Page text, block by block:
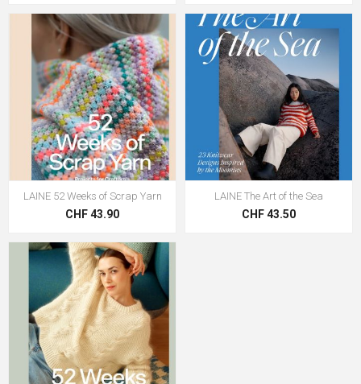
LAINE 52 Weeks of Scrap Yarn
CHF 43.90
LAINE The Art of the Sea
CHF 43.50